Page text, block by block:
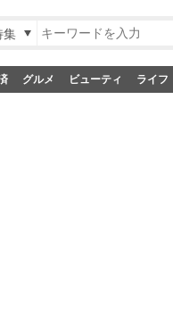
集
グルメ ビューティ ライフ